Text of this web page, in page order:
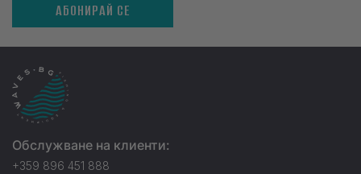
АБОНИРАЙ СЕ
Обслужване на клиенти:
+359 896 451 888